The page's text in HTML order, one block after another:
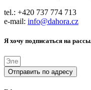
tel.: +420 737 774 713
e-mail: info@dahora.cz
Я хочу подписаться на
Отправить по адресу